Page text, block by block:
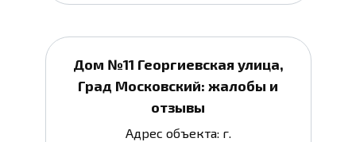
Дом №11 Георгиевская улица,
Град Московский: жалобы и
отзывы
Адрес объекта: г.